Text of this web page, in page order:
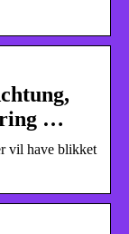
…
vil have blikket